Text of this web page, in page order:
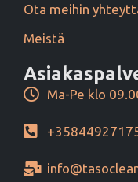
Ota meihin
Meistä
Ma-Pe klo